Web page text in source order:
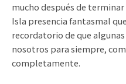
mucho después de terminar
Isla presencia fantasmal
recordatorio de que
nosotros para siempre,
completamente.